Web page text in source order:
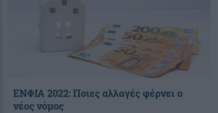
ΕΝΦΙΑ 2022: Ποιες αλλαγές φέρνει ο
νέος νόμος